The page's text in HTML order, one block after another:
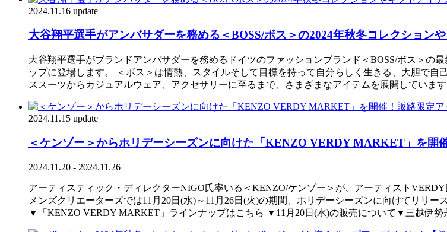
2024.11.16 update
大谷翔平選手がアンバサダーを務める＜BOSS/ボス＞の2024年秋冬コレクション
大谷翔平選手がブランドアンバサダーを務めるドイツのファッションブランド＜BOSS/ボス＞の
ップに登場します。 ＜ボス＞は情熱、スタイルそして目標を持って自分らしく生きる、大胆で
ススーツからカジュアルウェア、アクセサリーに至るまで、さまざまなアイテムを展開していま
2024.11.15 update
＜ケンゾー＞からホリデーシーズンに向けた「KENZO VERDY MARKET」を開
2024.11.20 - 2024.11.26
アーティスティック・ディレクターNIGO氏率いる＜KENZO/ケンゾー＞が、アーティスト
メンズクリエーターズでは11月20日(水)～11月26日(火)の期間、ホリデーシーズンに向けてリリ
▼「KENZO VERDY MARKET」ラインナップはこちら ▼11月20日(水)の販売について▼三越伊勢